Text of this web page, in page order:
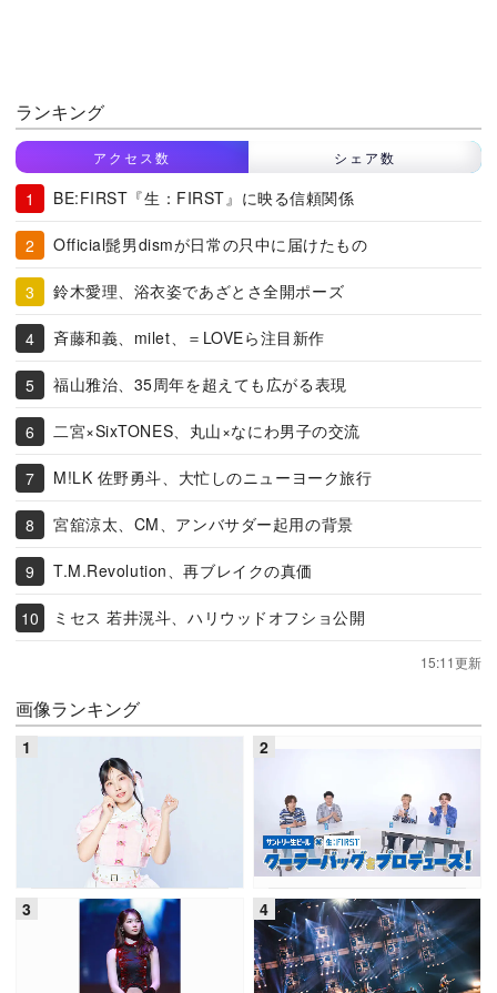
ランキング
アクセス数 シェア数
BE:FIRST『生：FIRST』に映る信頼関係
Official髭男dismが日常の只中に届けたもの
鈴木愛理、浴衣姿であざとさ全開ポーズ
斉藤和義、milet、＝LOVEら注目新作
福山雅治、35周年を超えても広がる表現
二宮×SixTONES、丸山×なにわ男子の交流
M!LK 佐野勇斗、大忙しのニューヨーク旅行
宮舘涼太、CM、アンバサダー起用の背景
T.M.Revolution、再ブレイクの真価
ミセス 若井滉斗、ハリウッドオフショ公開
15:11更新
画像ランキング